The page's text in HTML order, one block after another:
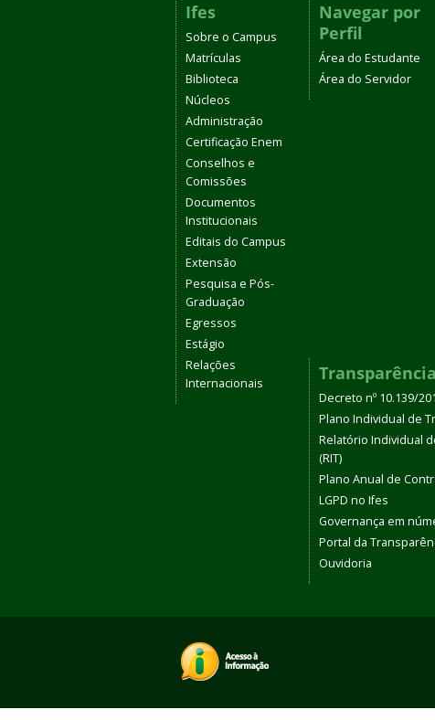
Ifes
Sobre o Campus
Matrículas
Biblioteca
Núcleos
Administração
Certificação Enem
Conselhos e
Comissões
Documentos
Institucionais
Editais do Campus
Extensão
Pesquisa e Pós-
Graduação
Egressos
Estágio
Relações
Internacionais
Navegar por
Perfil
Área do Estudante
Área do Servidor
Transparência
Decreto nº 10.139/
Plano Individual de
Relatório Individual
(RIT)
Plano Anual de
LGPD no Ifes
Governança em
Portal da
Ouvidoria